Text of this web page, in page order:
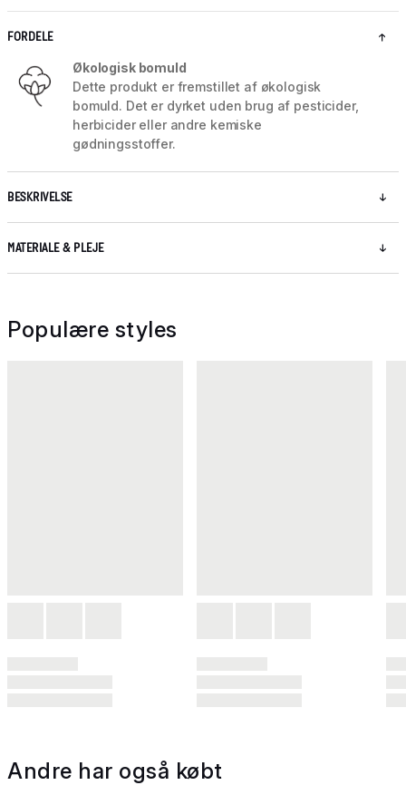
FORDELE
Økologisk bomuld
Dette produkt er fremstillet af økologisk
bomuld. Det er dyrket uden brug af pesticider,
herbicider eller andre kemiske
gødningsstoffer.
BESKRIVELSE
MATERIALE & PLEJE
Populære styles
Andre har også købt